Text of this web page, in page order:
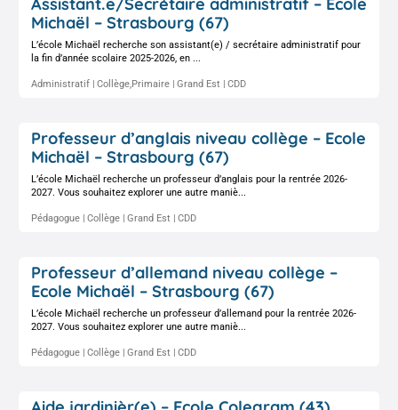
Michaël – Strasbourg (67)
L’école Michaël recherche son assistant(e) / secrétaire administratif pour
la fin d’année scolaire 2025-2026, en ...
Administratif Collège,Primaire Grand Est CDD
Professeur d’anglais niveau collège – Ecole
Michaël – Strasbourg (67)
L’école Michaël recherche un professeur d’anglais pour la rentrée 2026-
2027. Vous souhaitez explorer une autre maniè...
Pédagogue Collège Grand Est CDD
Professeur d’allemand niveau collège –
Ecole Michaël – Strasbourg (67)
L’école Michaël recherche un professeur d’allemand pour la rentrée 2026-
2027. Vous souhaitez explorer une autre maniè...
Pédagogue Collège Grand Est CDD